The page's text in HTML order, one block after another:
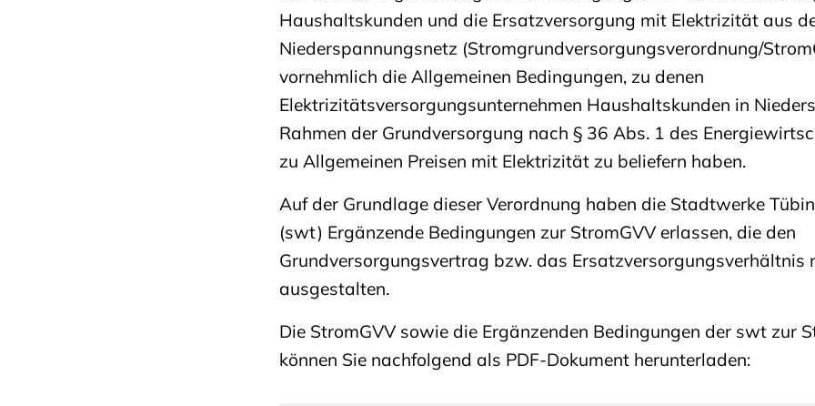
Haushaltskunden und die Ersatzversorgung mit Elektrizität aus
Niederspannungsnetz (Stromgrundversorgungsverordnung/
vornehmlich die Allgemeinen Bedingungen, zu denen
Elektrizitätsversorgungsunternehmen Haushaltskunden in
Rahmen der Grundversorgung nach § 36 Abs. 1 des
zu Allgemeinen Preisen mit Elektrizität zu beliefern haben.
Auf der Grundlage dieser Verordnung haben die Stadtwerke
(swt) Ergänzende Bedingungen zur StromGVV erlassen, die den
Grundversorgungsvertrag bzw. das Ersatzversorgungsverhältnis
ausgestalten.
Die StromGVV sowie die Ergänzenden Bedingungen der swt zur
können Sie nachfolgend als PDF-Dokument herunterladen: